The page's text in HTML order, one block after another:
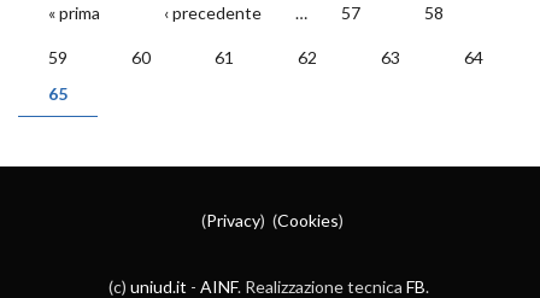
PAGINE
« prima ‹ precedente … 57 58
59 60 61 62 63
64
65
(Privacy) (Cookies)
(c) uniud.it - AINF. Realizzazione tecnica FB.